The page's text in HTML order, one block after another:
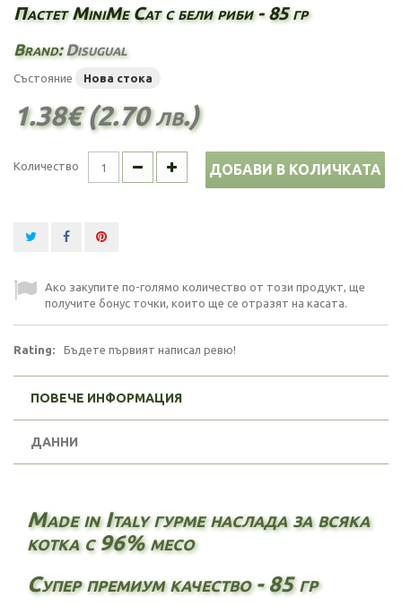
Пастет MiniMe Cat с бели риби - 85 гр
Brand:Disugual
Състояние Нова стока
1.38€ (2.70 лв.)
Количество ДОБАВИ В КОЛИЧКАТА
Ако закупите по-голямо количество от този продукт, ще
получите бонус точки, които ще се отразят на касата.
Rating: Бъдете първият написал ревю!
ПОВЕЧЕ ИНФОРМАЦИЯ
ДАННИ
Made in Italy гурме наслада за всяка
котка с 96% месо
Супер премиум качество - 85 гр